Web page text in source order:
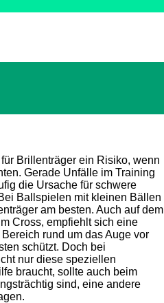
Brillenträger ein Risiko, wenn
Gerade Unfälle im Training
die Ursache für schwere
Ballspielen mit kleinen Bällen
am besten. Auch auf dem
Cross, empfiehlt sich eine
rund um das Auge vor
schützt. Doch bei
nur diese speziellen
braucht, sollte auch beim
sind, eine andere